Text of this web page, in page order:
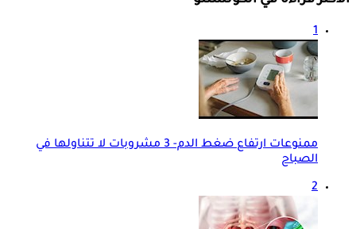
1
ممنوعات ارتفاع ضغط الدم- 3 مشروبات لا تتناولها في
الصباح
2